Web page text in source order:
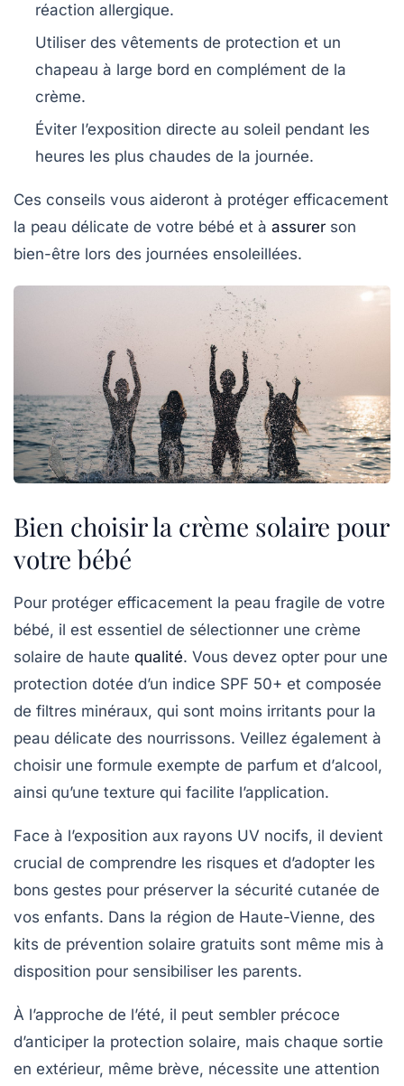
réaction allergique.
Utiliser des vêtements de protection et un
chapeau à large bord en complément de la
crème.
Éviter l’exposition directe au soleil pendant les
heures les plus chaudes de la journée.
Ces conseils vous aideront à protéger efficacement
la peau délicate de votre bébé et à assurer son
bien-être lors des journées ensoleillées.
Bien choisir la crème solaire pour
votre bébé
Pour protéger efficacement la peau fragile de votre
bébé, il est essentiel de sélectionner une crème
solaire de haute qualité. Vous devez opter pour une
protection dotée d’un indice SPF 50+ et composée
de filtres minéraux, qui sont moins irritants pour la
peau délicate des nourrissons. Veillez également à
choisir une formule exempte de parfum et d’alcool,
ainsi qu’une texture qui facilite l’application.
Face à l’exposition aux rayons UV nocifs, il devient
crucial de comprendre les risques et d’adopter les
bons gestes pour préserver la sécurité cutanée de
vos enfants. Dans la région de Haute-Vienne, des
kits de prévention solaire gratuits sont même mis à
disposition pour sensibiliser les parents.
À l’approche de l’été, il peut sembler précoce
d’anticiper la protection solaire, mais chaque sortie
en extérieur, même brève, nécessite une attention